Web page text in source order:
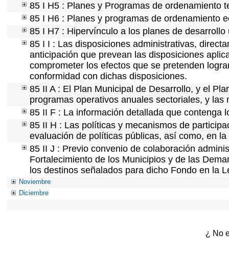
85 I H5 : Planes y Programas de ordenamiento
85 I H6 : Planes y programas de ordenamiento
85 I H7 : Hipervínculo a los planes de desarrollo
85 I I : Las disposiciones administrativas,
anticipación que prevean las disposiciones
comprometer los efectos que se pretenden
conformidad con dichas disposiciones.
85 II A : El Plan Municipal de Desarrollo, y el
programas operativos anuales sectoriales, y
85 II F : La información detallada que contenga
85 II H : Las políticas y mecanismos de
evaluación de políticas públicas, así como, en
85 II J : Previo convenio de colaboración
Fortalecimiento de los Municipios y de las
los destinos señalados para dicho Fondo en la
Noviembre
Diciembre
¿ No